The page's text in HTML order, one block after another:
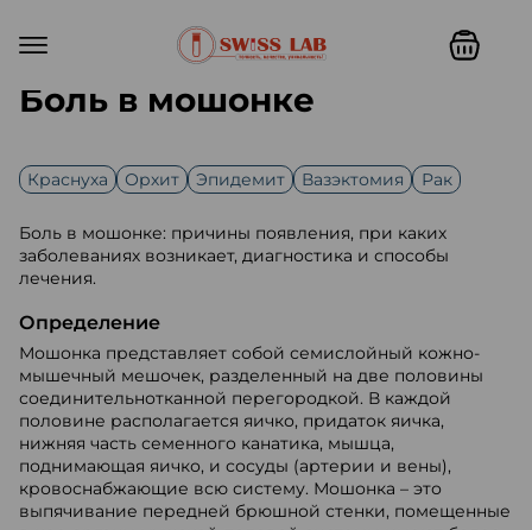
Боль в мошонке
Краснуха Орхит Эпидемит Вазэктомия Рак
Боль в мошонке: причины появления, при каких
заболеваниях возникает, диагностика и способы
лечения.
Определение
Мошонка представляет собой семислойный кожно-
мышечный мешочек, разделенный на две половины
соединительнотканной перегородкой. В каждой
половине располагается яичко, придаток яичка,
нижняя часть семенного канатика, мышца,
поднимающая яичко, и сосуды (артерии и вены),
кровоснабжающие всю систему. Мошонка – это
выпячивание передней брюшной стенки, помещенные